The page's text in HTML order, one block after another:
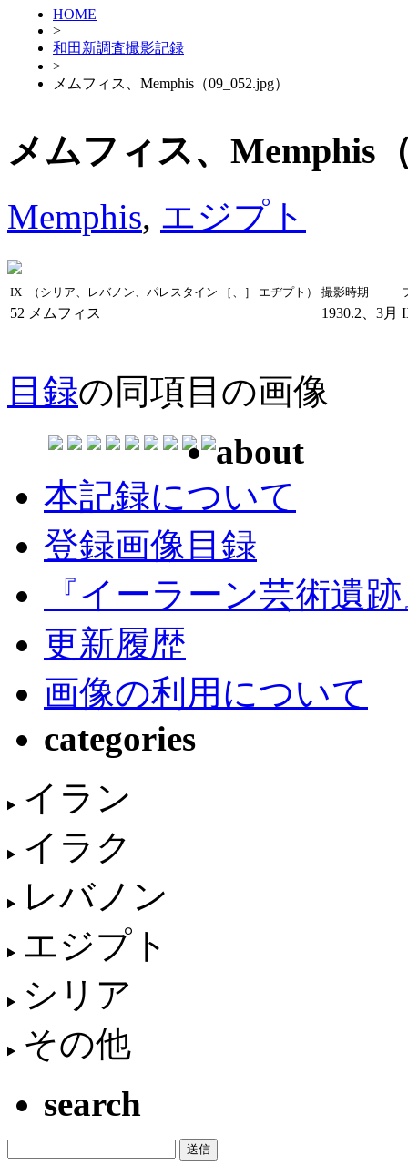
HOME
>
和田新調査撮影記録
>
メムフィス、Memphis（09_052.jpg）
メムフィス、Memphis
Memphis, エジプト
IX （シリア、レバノン、パレスタイン ［、］ エヂプト） 撮影時期
52 メムフィス 1930.2、3月
目録の同項目の画像
about
本記録について
登録画像目録
『イーラーン芸術遺
更新履歴
画像の利用について
categories
イラン
イラク
レバノン
エジプト
シリア
その他
search